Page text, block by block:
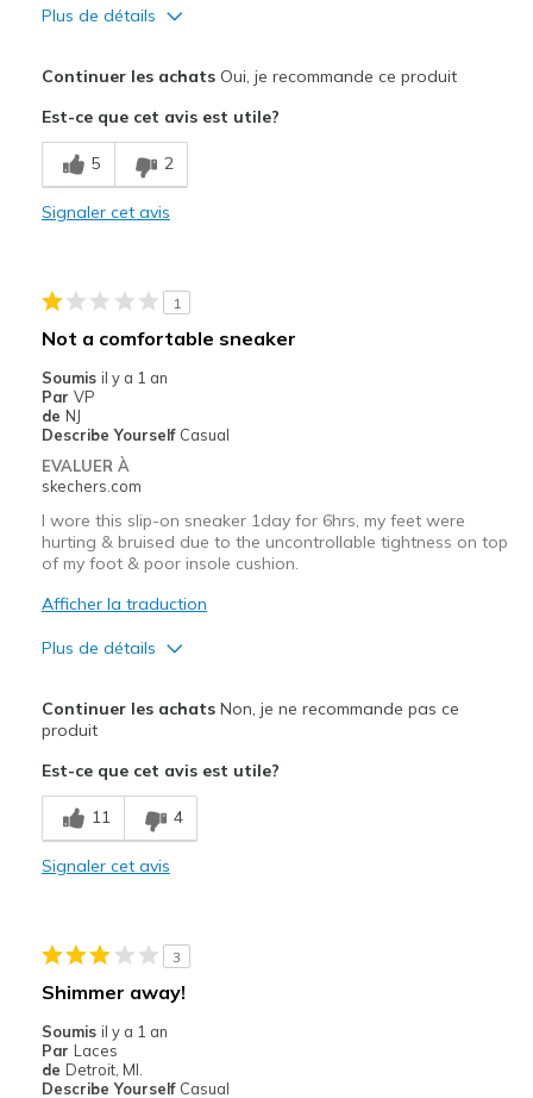
Plus de détails
Breathe Well
Comfortable
Les meilleures utilisations
Going Out
work
Width
Feels true to width
Sizing
View On Shoes
I'm Into Shoes
Continuer les achatsOui, je recommande ce produit
Est-ce que cet avis est utile?
5 2
Signaler cet avis
1
Not a comfortable sneaker
Soumis il y a 1 an
Par VP
de NJ
Describe Yourself Casual
EVALUER À
skechers.com
I wore this slip-on sneaker 1day for 6hrs, my feet were
hurting & bruised due to the uncontrollable tightness on top
of my foot & poor insole cushion.
Afficher la traduction
Plus de détails
Nice Colors
Stylish
Le contre
Poor Cushioning
Les meilleures utilisations
None-I couldn't get pass 1 day
Width
Sizing
Continuer les achatsNon, je ne recommande pas ce
produit
Est-ce que cet avis est utile?
11 4
Signaler cet avis
3
Shimmer away!
Soumis il y a 1 an
Par Laces
de Detroit, MI.
Describe Yourself Casual